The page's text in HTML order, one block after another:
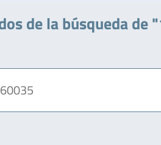
de la búsqueda